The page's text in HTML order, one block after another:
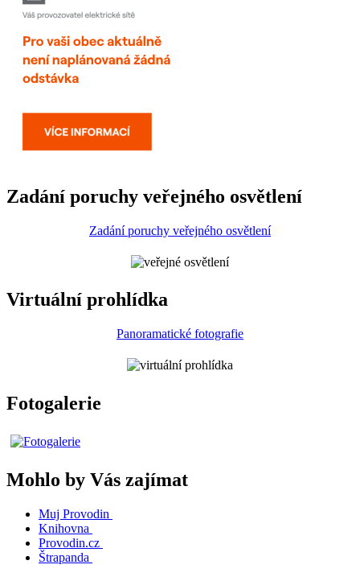
Zadání poruchy veřejného osvětlení
Zadání poruchy veřejného osvětlení
Virtuální prohlídka
Panoramatické fotografie
Fotogalerie
Mohlo by Vás zajímat
Muj Provodin
Knihovna
Provodin.cz
Štrapanda